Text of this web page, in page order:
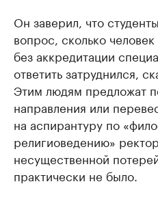
Он заверил, что
вопрос, сколько
без аккредитации
ответить затруднился,
Этим людям предложат
направления или
на аспирантуру по
религиоведению»
несущественной
практически не было.